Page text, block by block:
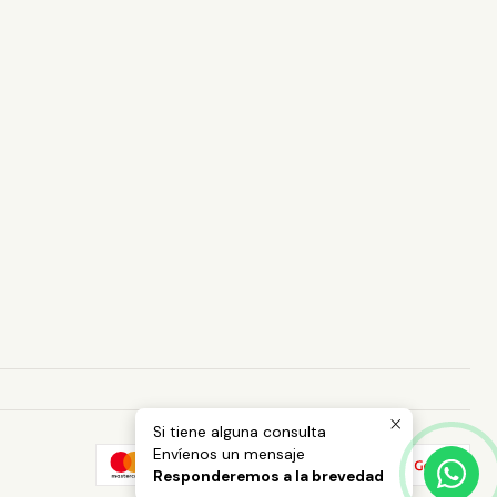
Si tiene alguna consulta
Envíenos un mensaje
Responderemos a la brevedad